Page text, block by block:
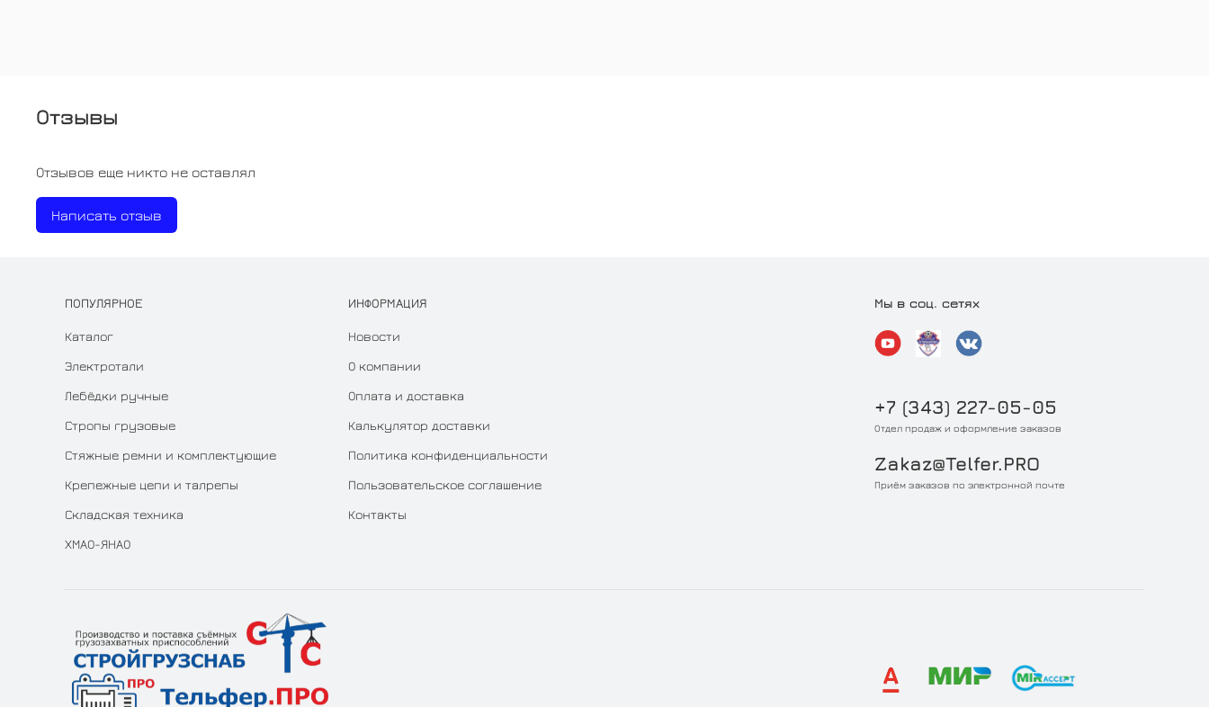
Отзывы
Отзывов еще никто не оставлял
Написать отзыв
ПОПУЛЯРНОЕ
Каталог
Электротали
Лебёдки ручные
Стропы грузовые
Стяжные ремни и комплектующие
Крепежные цепи и талрепы
Складская техника
ХМАО-ЯНАО
ИНФОРМАЦИЯ
Новости
О компании
Оплата и доставка
Калькулятор доставки
Политика конфиденциальности
Пользовательское соглашение
Контакты
Мы в соц. сетях
+7 (343) 227-05-05
Отдел продаж и оформление заказов
Zakaz@Telfer.PRO
Приём заказов по электронной почте